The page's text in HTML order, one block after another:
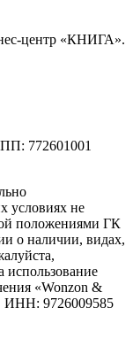
центр «КНИГА».
772601001
условиях не
положениями ГК
о наличии, видах,
использование
«Wonzon &
ИНН: 9726009585